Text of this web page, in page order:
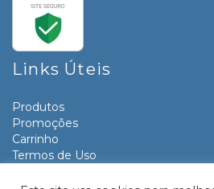
Links Úteis
Produtos
Promoções
Carrinho
Termos de Uso